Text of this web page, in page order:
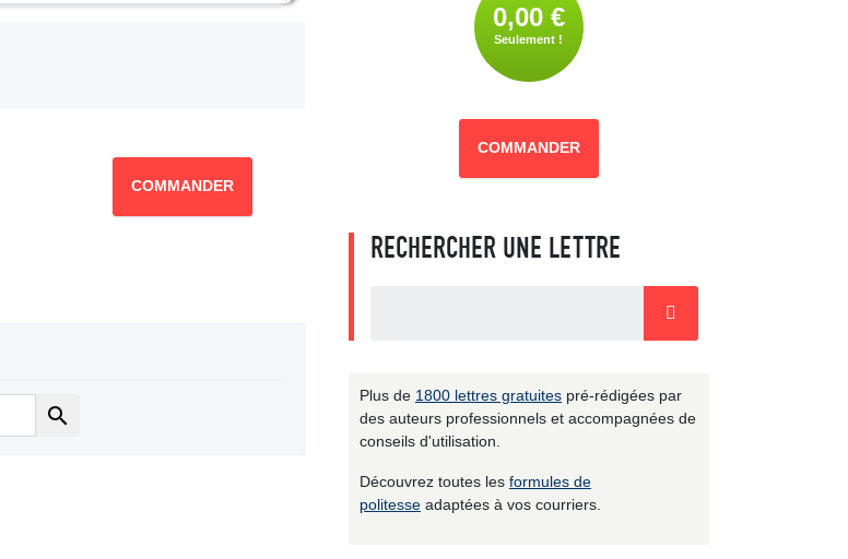
COMMANDER

0,00 €
Seulement !
COMMANDER
RECHERCHER UNE LETTRE
Plus de 1800 lettres gratuites pré-rédigées par
des auteurs professionnels et accompagnées de
conseils d'utilisation.
Découvrez toutes les formules de
politesse adaptées à vos courriers.